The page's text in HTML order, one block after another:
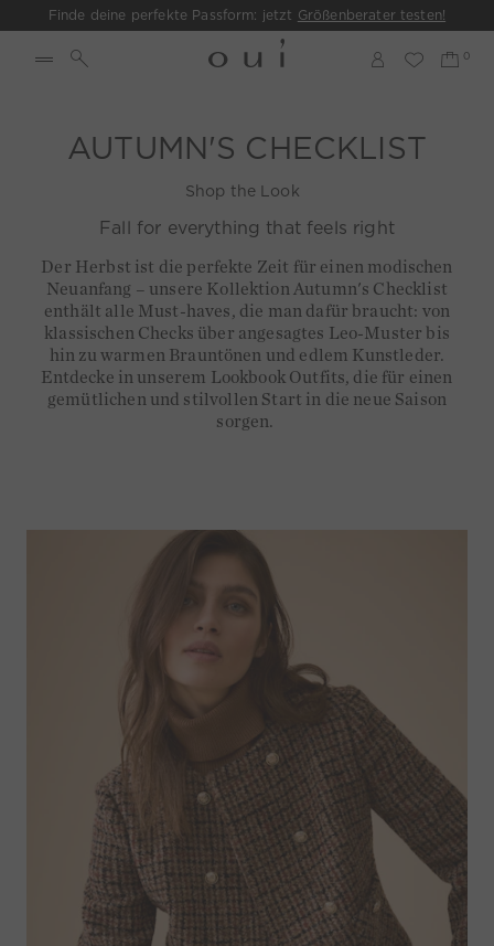
Finde deine perfekte Passform: jetzt Größenberater testen!
AUTUMN'S CHECKLIST
Shop the Look
Fall for everything that feels right
Der Herbst ist die perfekte Zeit für einen modischen
Neuanfang – unsere Kollektion Autumn's Checklist
enthält alle Must-haves, die man dafür braucht: von
klassischen Checks über angesagtes Leo-Muster bis
hin zu warmen Brauntönen und edlem Kunstleder.
Entdecke in unserem Lookbook Outfits, die für einen
gemütlichen und stilvollen Start in die neue Saison
sorgen.